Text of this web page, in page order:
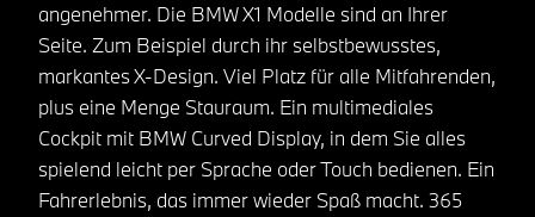
angenehmer. Die BMW X1 Modelle sind an Ihrer
Seite. Zum Beispiel durch ihr selbstbewusstes,
markantes X-Design. Viel Platz für alle Mitfahrenden,
plus eine Menge Stauraum. Ein multimediales
Cockpit mit BMW Curved Display, in dem Sie alles
spielend leicht per Sprache oder Touch bedienen. Ein
Fahrerlebnis, das immer wieder Spaß macht. 365